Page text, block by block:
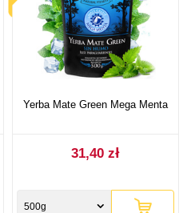
Yerba Mate Green Mega Menta
31,40 zł
500g